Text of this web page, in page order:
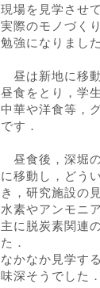
現場を見学させ
実際のモノづく
勉強になりました
昼は新地に移
昼食をとり，学
中華や洋食等，
です．
昼食後，深堀
に移動し，どう
き，研究施設の
水素やアンモニ
主に脱炭素関連
た．
なかなか見学す
味深そうでした．